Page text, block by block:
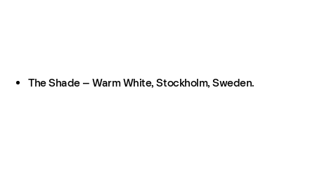
The Shade – Warm White, Stockholm, Sweden.